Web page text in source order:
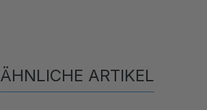
ÄHNLICHE ARTIKEL